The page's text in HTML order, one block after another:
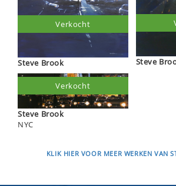
Steve Brook
Verkocht
Steve Brook
NYC
Verkocht
Steve
KLIK HIER VOOR MEER WERKEN VAN